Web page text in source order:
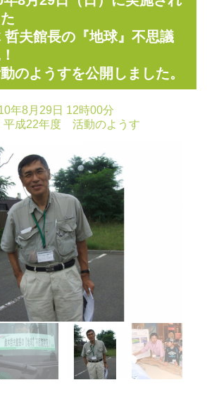
哲夫館長の『地球』不思議
のようすを公開しました。
年8月29日 12時00分
平成22年度 活動のようす